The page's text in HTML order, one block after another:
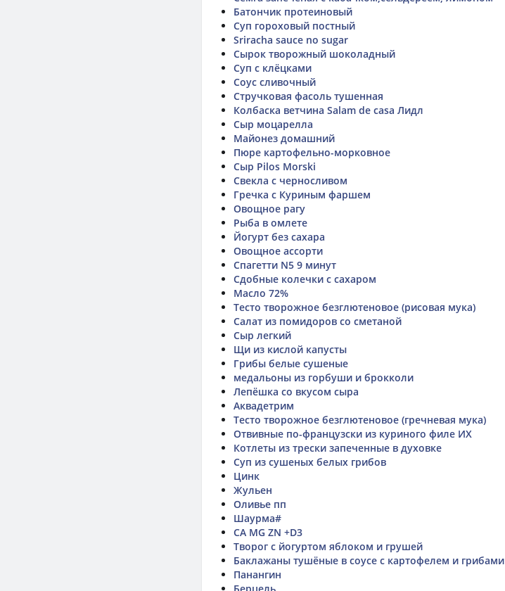
Батончик протеиновый
Суп гороховый постный
Sriracha sauce no sugar
Сырок творожный шоколадный
Суп с клёцками
Соус сливочный
Стручковая фасоль тушенная
Колбаска ветчина Salam de casа Лидл
Сыр моцарелла
Майонез домашний
Пюре картофельно-морковное
Сыр Pilos Morski
Свекла с черносливом
Гречка с Куриным фаршем
Овощное рагу
Рыба в омлете
Йогурт без сахара
Овощное ассорти
Спагетти N5 9 минут
Сдобные колечки с сахаром
Масло 72%
Тесто творожное безглютеновое (рисовая мука)
Салат из помидоров со сметаной
Сыр легкий
Щи из кислой капусты
Грибы белые сушеные
медальоны из горбуши и брокколи
Лепёшка со вкусом сыра
Аквадетрим
Тесто творожное безглютеновое (гречневая мука)
Отвивные по-французски из куриного филе ИХ
Котлеты из трески запеченные в духовке
Суп из сушеных белых грибов
Цинк
Жульен
Оливье пп
Шаурма#
CA MG ZN +D3
Творог с йогуртом яблоком и грушей
Баклажаны тушёные в соусе с картофелем и грибами
Панангин